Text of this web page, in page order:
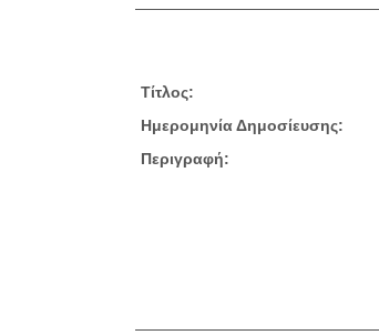
Τίτλος:
Ημερομηνία Δημοσίευσης:
Περιγραφή: